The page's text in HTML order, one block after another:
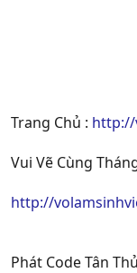
Trang Chủ : http://
Vui Vẽ Cùng
http://
Phát Code Tân